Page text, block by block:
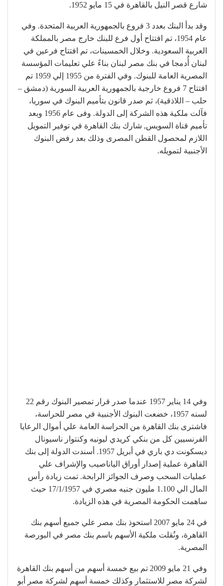
شارع قصر النيل بالقاهرة في 15 مايو 1952.
وقد بدأ البنك بعدد 3 فروع بالجمهورية العربية المتحدة. وفي
عام 1954، تم افتتاح أول فرع للبنك خارج مصر بالمملكة
العربية السعودية. وخلال الخمسينات، تم افتتاح فرعين في
لبنان أُدمجا في بنك مصر لبنان بناءً علي تعليمات المؤسسة
المصرية العامة للبنوك. وفي الفترة من 1955 إلي 1959 تم
افتتاح 7 فروع خارجية بالجمهورية العربية السورية (دمشق –
حلب – اللاذقية)، ثم صدر قانون بتأميم البنوك في سوريا،
فآلت ملكية هذه الشركة إلى الدولة. وفى عام 1956 وبعد
تأميم قناة السويس, شارك بنك القاهرة في توفير التمويل
اللازم لمحصول القطن المصرى وذلك بعد رفض البنوك
الأجنبية لتمويله.
وفي 14 يناير 1957 عندما صدر قرار تمصير البنوك رقم 22
لسنه 1957، خضعت البنوك الأجنبية في مصر للحراسة،
فاشترى بنك القاهرة من الحراسة العامة علي أموال الرعايا
الفرنسيين كل من بنكي كريدي ليونيه وكنتوار ناسيونال
ديسكونت دي باري في أبريل 1957. أسندت الدولة إلى بنك
القاهرة عملية إصدار أوراق الياناصيب والإشراف علي
عمليات السحب وصرف الجوائز الرابحة. تمت زيادة رأس
المال الي 1.100 مليون جنيه مصري في 17/1/1957 حيث
ساهمت الحكومة المصرية في هذه الزيادة.
في 24 مايو 2007 استحوذ بنك مصر علي جميع أسهم بنك
القاهرة، ونُقلت ملكية الأسهم باسم بنك مصر في البورصة
المصرية.
وفي 21 مايو 2009 تم بيع خمسة أسهم من أسهم بنك القاهرة
لشركة مصر للاستثمار وكذلك خمسة أسهم لشركة مصر أبو